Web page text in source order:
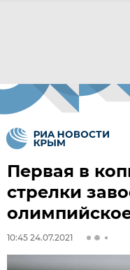
Первая в
стрелки
10:45 24.07.2021